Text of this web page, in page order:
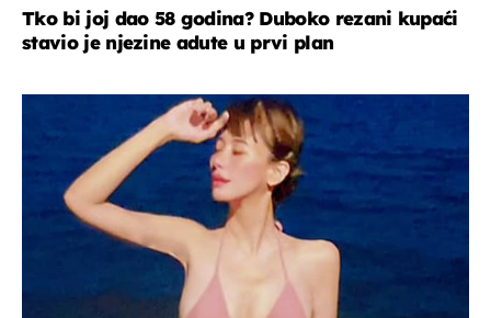
Tko bi joj dao 58 godina? Duboko rezani kupaći
stavio je njezine adute u prvi plan